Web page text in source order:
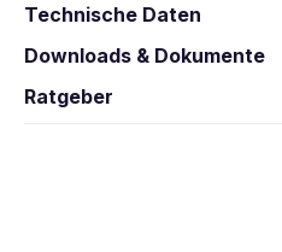
Technische Daten
Downloads & Dokumente
Ratgeber